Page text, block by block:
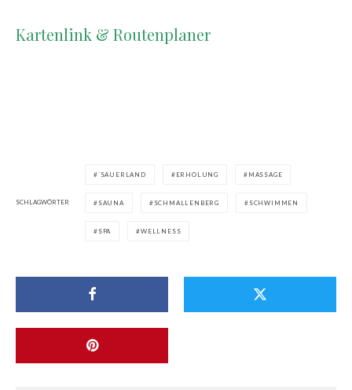
Kartenlink & Routenplaner
SCHLAGWÖRTER
`SAUERLAND ERHOLUNG MASSAGE
SAUNA SCHMALLENBERG SCHWIMMEN
SPA WELLNESS